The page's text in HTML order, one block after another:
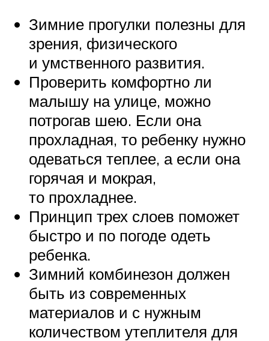
Зимние прогулки полезны для
зрения, физического
и умственного развития.
Проверить комфортно ли
малышу на улице, можно
потрогав шею. Если она
прохладная, то ребенку нужно
одеваться теплее, а если она
горячая и мокрая,
то прохладнее.
Принцип трех слоев поможет
быстро и по погоде одеть
ребенка.
Зимний комбинезон должен
быть из современных
материалов и с нужным
количеством утеплителя для